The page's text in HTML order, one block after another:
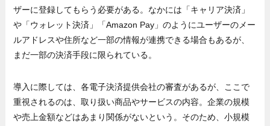
ザーに登録してもらう必要がある。なかには「キャリア決済」
や「ウォレット決済」「Amazon Pay」のようにユーザーのメー
ルアドレスや住所など一部の情報が連携できる場合もあるが、
まだ一部の決済手段に限られている。
導入に際しては、各電子決済提供会社の審査があるが、ここで
重視されるのは、取り扱い商品やサービスの内容。企業の規模
や売上金額などはあまり関係がないという。そのため、小規模